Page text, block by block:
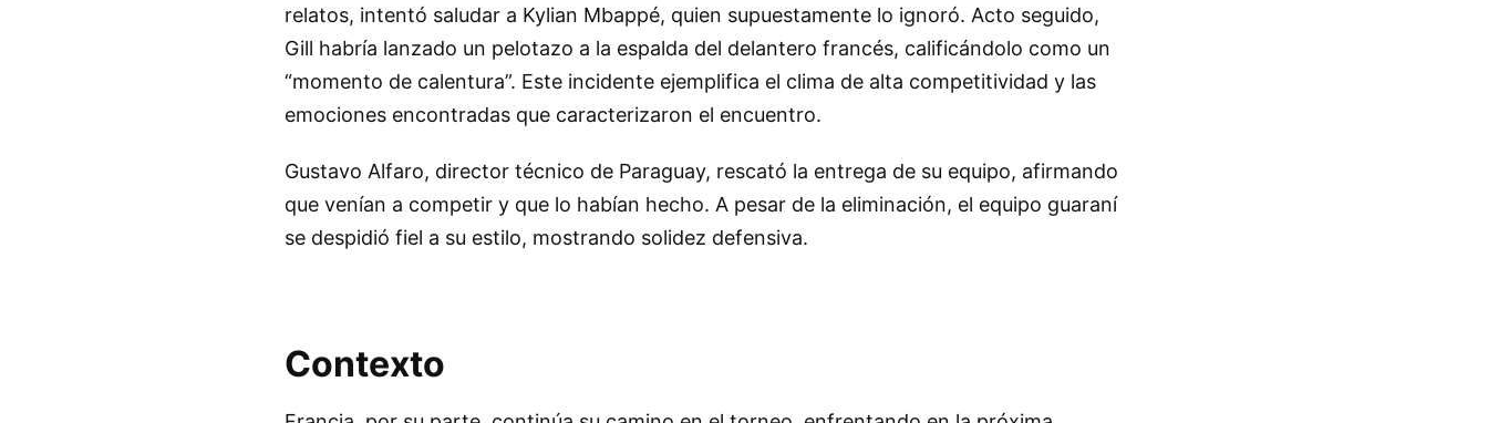
relatos, intentó saludar a Kylian Mbappé, quien supuestamente lo ignoró. Acto seguido,
Gill habría lanzado un pelotazo a la espalda del delantero francés, calificándolo como un
“momento de calentura”. Este incidente ejemplifica el clima de alta competitividad y las
emociones encontradas que caracterizaron el encuentro.
Gustavo Alfaro, director técnico de Paraguay, rescató la entrega de su equipo, afirmando
que venían a competir y que lo habían hecho. A pesar de la eliminación, el equipo guaraní
se despidió fiel a su estilo, mostrando solidez defensiva.
Contexto